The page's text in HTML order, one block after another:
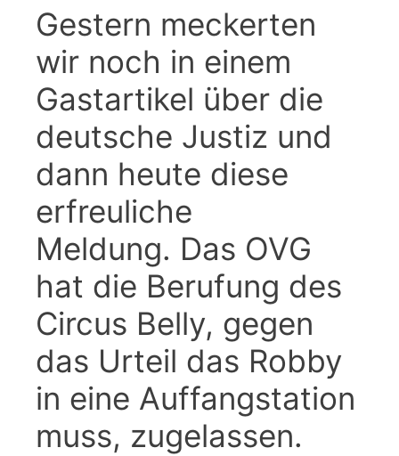
Gestern meckerten
wir noch in einem
Gastartikel über die
deutsche Justiz und
dann heute diese
erfreuliche
Meldung. Das OVG
hat die Berufung des
Circus Belly, gegen
das Urteil das Robby
in eine Auffangstation
muss, zugelassen.